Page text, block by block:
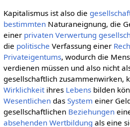
Kapitalismus ist also die
bestimmtenNaturaneignung, die
einer privaten Verwertung
die politische Verfassung einer
Privateigentums, wodurch die
verdienen müssen und also nicht
gesellschaftlich zusammenwirken,
Wirklichkeitihres Lebensbilden
Wesentlichendas System einer
gesellschaftlichen Beziehungen
absehenden Wertbildung als eine